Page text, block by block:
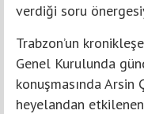
verdiği soru
Trabzon’un
Genel Kurulunda
konuşmasında Arsin
heyelandan